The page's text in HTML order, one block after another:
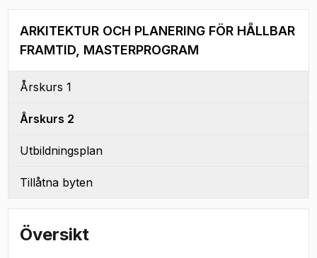
ARKITEKTUR OCH PLANERING FÖR HÅLLBAR
FRAMTID, MASTERPROGRAM
Årskurs 1
Årskurs 2
Utbildningsplan
Tillåtna byten
Översikt